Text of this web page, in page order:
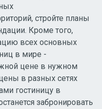
стройте планы
Кроме того,
всех основных
в мире -
цене в нужном
в разных сетях
гостиницу в
забронировать